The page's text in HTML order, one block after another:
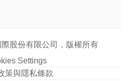
股份有限公司，版權所有
Settings
策與隱私條款